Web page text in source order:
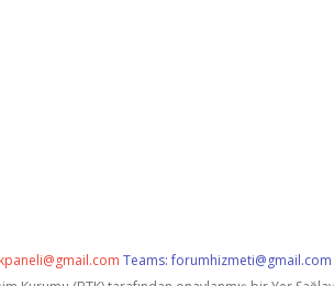
Teams:forumhizmeti@gmail.com